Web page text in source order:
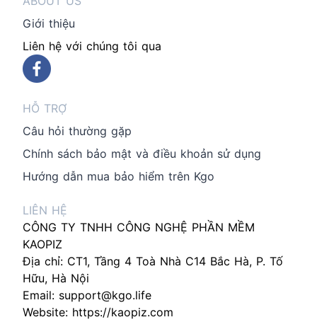
Giới thiệu
Liên hệ với chúng tôi qua
HỖ TRỢ
Câu hỏi thường gặp
Chính sách bảo mật và điều khoản sử dụng
Hướng dẫn mua bảo hiểm trên Kgo
LIÊN HỆ
CÔNG TY TNHH CÔNG NGHỆ PHẦN MỀM
KAOPIZ
Địa chỉ: CT1, Tầng 4 Toà Nhà C14 Bắc Hà, P. Tố
Hữu, Hà Nội
Email: support@kgo.life
Website: https://kaopiz.com